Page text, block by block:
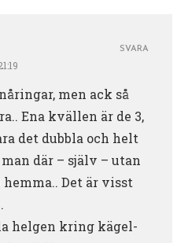
men ack så
Ena kvällen är de 3,
det dubbla och helt
där – själv – utan
Det är visst
helgen kring kägel-
SVARA